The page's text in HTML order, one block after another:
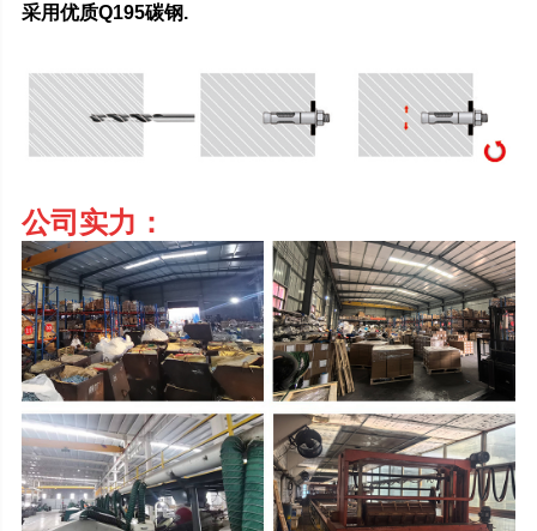
采用优质Q195碳钢.
公司实力：